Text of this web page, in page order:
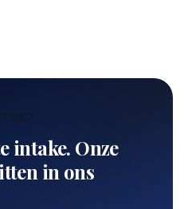
intake. Onze
in ons